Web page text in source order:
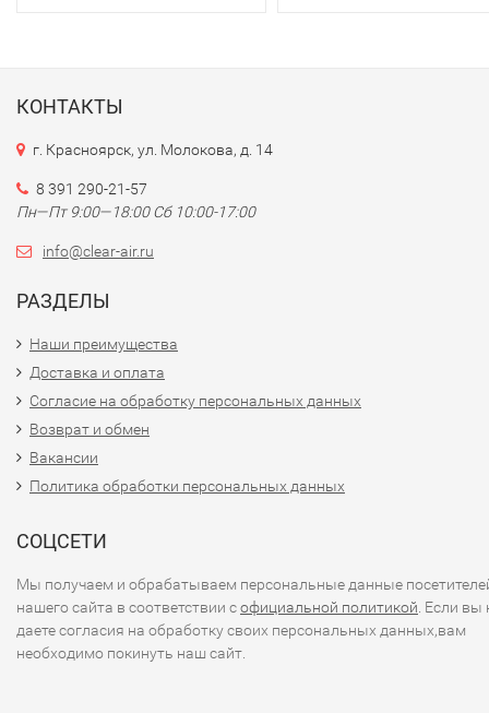
КОНТАКТЫ
г. Красноярск, ул. Молокова, д. 14
8 391 290-21-57
Пн—Пт 9:00—18:00 Сб 10:00-17:00
info@clear-air.ru
РАЗДЕЛЫ
Наши преимущества
Доставка и оплата
Согласие на обработку персональных данных
Возврат и обмен
Вакансии
Политика обработки персональных данных
СОЦСЕТИ
Мы получаем и обрабатываем персональные данные
нашего сайта в соответствии софициальной политикой . Если вы
даете согласия на обработку своих персональных данных,вам
необходимо покинуть наш сайт.